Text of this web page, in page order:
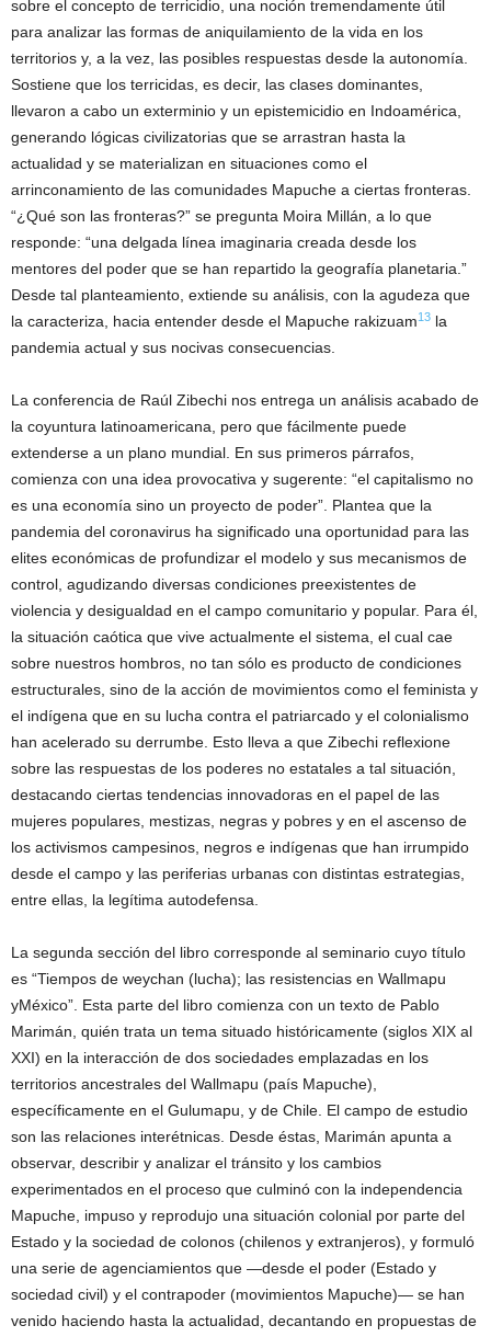
sobre el concepto de terricidio, una noción tremendamente útil
para analizar las formas de aniquilamiento de la vida en los
territorios y, a la vez, las posibles respuestas desde la autonomía.
Sostiene que los terricidas, es decir, las clases dominantes,
llevaron a cabo un exterminio y un epistemicidio en Indoamérica,
generando lógicas civilizatorias que se arrastran hasta la
actualidad y se materializan en situaciones como el
arrinconamiento de las comunidades Mapuche a ciertas fronteras.
“¿Qué son las fronteras?” se pregunta Moira Millán, a lo que
responde: “una delgada línea imaginaria creada desde los
mentores del poder que se han repartido la geografía planetaria.”
Desde tal planteamiento, extiende su análisis, con la agudeza que
la caracteriza, hacia entender desde el Mapuche rakizuam13 la
pandemia actual y sus nocivas consecuencias.
La conferencia de Raúl Zibechi nos entrega un análisis acabado de
la coyuntura latinoamericana, pero que fácilmente puede
extenderse a un plano mundial. En sus primeros párrafos,
comienza con una idea provocativa y sugerente: “el capitalismo no
es una economía sino un proyecto de poder”. Plantea que la
pandemia del coronavirus ha significado una oportunidad para las
elites económicas de profundizar el modelo y sus mecanismos de
control, agudizando diversas condiciones preexistentes de
violencia y desigualdad en el campo comunitario y popular. Para él,
la situación caótica que vive actualmente el sistema, el cual cae
sobre nuestros hombros, no tan sólo es producto de condiciones
estructurales, sino de la acción de movimientos como el feminista y
el indígena que en su lucha contra el patriarcado y el colonialismo
han acelerado su derrumbe. Esto lleva a que Zibechi reflexione
sobre las respuestas de los poderes no estatales a tal situación,
destacando ciertas tendencias innovadoras en el papel de las
mujeres populares, mestizas, negras y pobres y en el ascenso de
los activismos campesinos, negros e indígenas que han irrumpido
desde el campo y las periferias urbanas con distintas estrategias,
entre ellas, la legítima autodefensa.
La segunda sección del libro corresponde al seminario cuyo título
es “Tiempos de weychan (lucha); las resistencias en Wallmapu
yMéxico”. Esta parte del libro comienza con un texto de Pablo
Marimán, quién trata un tema situado históricamente (siglos XIX al
XXI) en la interacción de dos sociedades emplazadas en los
territorios ancestrales del Wallmapu (país Mapuche),
específicamente en el Gulumapu, y de Chile. El campo de estudio
son las relaciones interétnicas. Desde éstas, Marimán apunta a
observar, describir y analizar el tránsito y los cambios
experimentados en el proceso que culminó con la independencia
Mapuche, impuso y reprodujo una situación colonial por parte del
Estado y la sociedad de colonos (chilenos y extranjeros), y formuló
una serie de agenciamientos que —desde el poder (Estado y
sociedad civil) y el contrapoder (movimientos Mapuche)— se han
venido haciendo hasta la actualidad, decantando en propuestas de